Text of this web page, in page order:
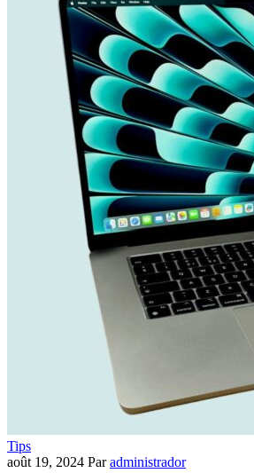
Tips
août 19, 2024 Paradministrador